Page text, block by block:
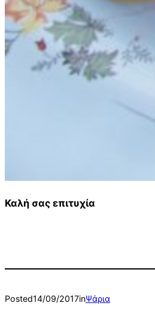
Καλή σας επιτυχία
Posted14/09/2017inΨάρια